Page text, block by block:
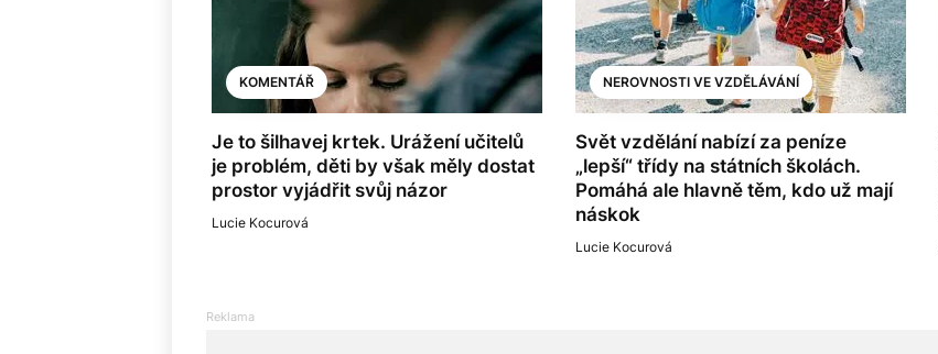
KOMENTÁŘ
Je to šilhavej krtek. Urážení učitelů
je problém, děti by však měly dostat
prostor vyjádřit svůj názor
Lucie Kocurová
NEROVNOSTI VE VZDĚLÁVÁNÍ
Svět vzdělání nabízí za peníze
„lepší“ třídy na státních školách.
Pomáhá ale hlavně těm, kdo už mají
náskok
Lucie Kocurová